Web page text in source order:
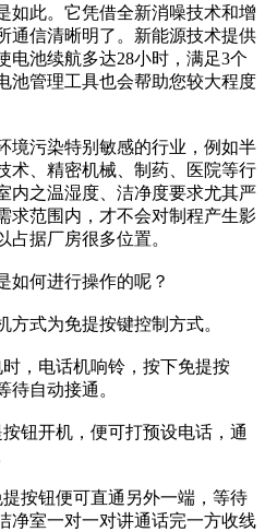
如此。它凭借全新消噪技术和增
通信清晰明了。新能源技术提供
电池续航多达28小时，满足3个
池管理工具也会帮助您较大程度
污染特别敏感的行业，例如半
术、精密机械、制药、医院等行
内之温湿度、洁净度要求尤其严
求范围内，才不会对制程产生影
占据厂房很多位置。
何进行操作的呢？
式为免提按键控制方式。
，电话机响铃，按下免提按
待自动接通。
开机，便可打预设电话，通
钮便可直通另外一端，等待
净室一对一对讲通话完一方收线